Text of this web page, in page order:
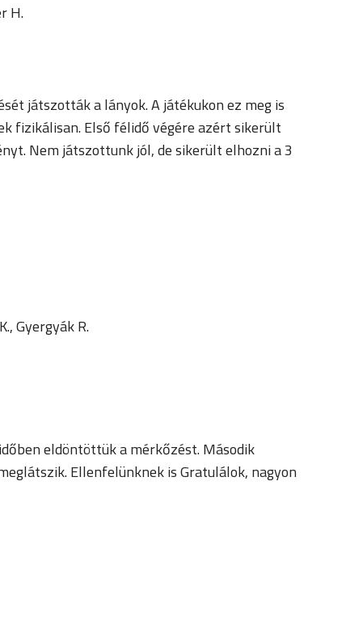
H.
játszották a lányok. A játékukon ez meg is
fizikálisan. Első félidő végére azért sikerült
Nem játszottunk jól, de sikerült elhozni a 3
Gyergyák R.
eldöntöttük a mérkőzést. Második
Ellenfelünknek is Gratulálok, nagyon